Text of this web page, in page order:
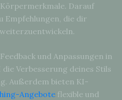
Darauf
Empfehlungen, die dir
und Anpassungen in
Verbesserung deines Stils
Außerdem bieten KI-
Angebote flexible und